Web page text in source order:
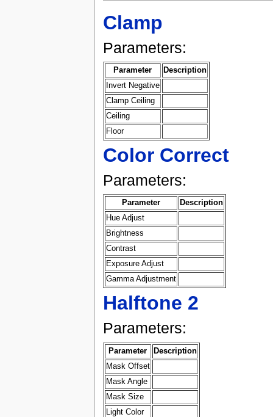
Clamp
Parameters:
Parameter
Description
Invert Negative
Clamp Ceiling
Ceiling
Floor
Color Correct
Parameters:
Parameter
Description
Hue Adjust
Brightness
Contrast
Exposure Adjust
Gamma Adjustment
Halftone 2
Parameters:
Parameter
Description
Mask Offset
Mask Angle
Mask Size
Light Color